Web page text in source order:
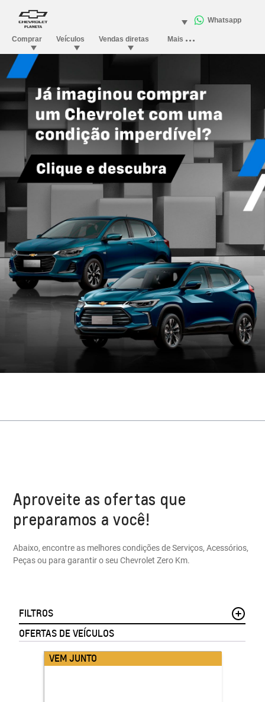
Aproveite as ofertas que
preparamos a você!
Abaixo, encontre as melhores condições de Serviços, Acessórios,
Peças ou para garantir o seu Chevrolet Zero Km.